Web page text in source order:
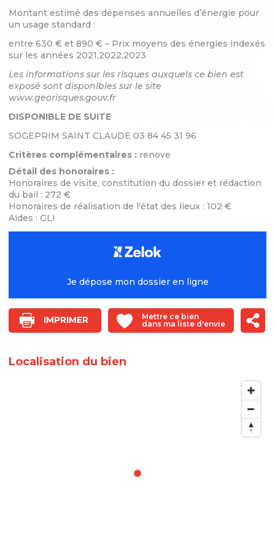
Montant estimé des dépenses annuelles d’énergie pour
un usage standard :
entre 630 € et 890 € – Prix moyens des énergies indexés
sur les années 2021,2022,2023
Les informations sur les risques auxquels ce bien est
exposé sont disponibles sur le site
www.georisques.gouv.fr
DISPONIBLE DE SUITE
SOGEPRIM SAINT CLAUDE 03 84 45 31 96
Critères complémentaires : renove
Détail des honoraires :
Honoraires de visite, constitution du dossier et rédaction
du bail : 272 €
Honoraires de réalisation de l'état des lieux : 102 €
Aides : GLI
Je dépose mon dossier en ligne
IMPRIMER
Mettre ce bien
dans ma liste d'envie
Localisation du bien